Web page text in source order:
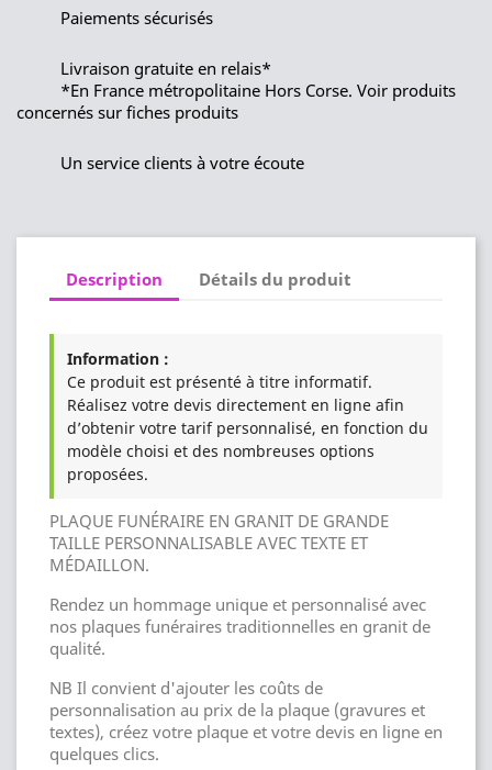
Paiements sécurisés
Livraison gratuite en relais*
*En France métropolitaine Hors Corse. Voir produits
concernés sur fiches produits
Un service clients à votre écoute
Description Détails du produit
Information :
Ce produit est présenté à titre informatif.
Réalisez votre devis directement en ligne afin
d’obtenir votre tarif personnalisé, en fonction du
modèle choisi et des nombreuses options
proposées.
PLAQUE FUNÉRAIRE EN GRANIT DE GRANDE
TAILLE PERSONNALISABLE AVEC TEXTE ET
MÉDAILLON.
Rendez un hommage unique et personnalisé avec
nos plaques funéraires traditionnelles en granit de
qualité.
NB Il convient d'ajouter les coûts de
personnalisation au prix de la plaque (gravures et
textes), créez votre plaque et votre devis en ligne en
quelques clics.